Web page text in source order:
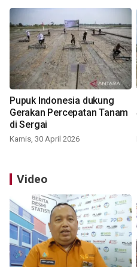
Pupuk Indonesia dukung
Gerakan Percepatan Tanam
di Sergai
Kamis, 30 April 2026
Video